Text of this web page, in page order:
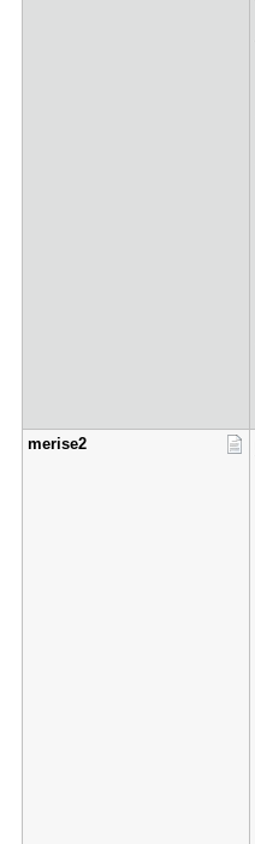
merise2